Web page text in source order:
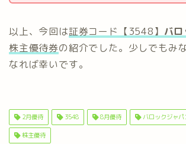
以上、今回は証券コード【3548】 バ
株主優待券の紹介でした。少しでもみ
なれば幸いです。
2月優待 3548 8月優待 バロックジャパ
株主優待